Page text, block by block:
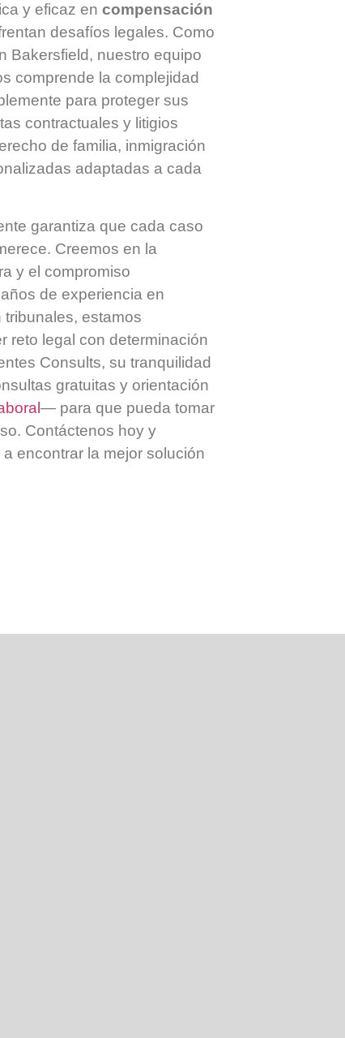
y eficaz en compensación
desafíos legales. Como
Bakersfield, nuestro equipo
comprende la complejidad
para proteger sus
contractuales y litigios
de familia, inmigración
adaptadas a cada
garantiza que cada caso
Creemos en la
y el compromiso
de experiencia en
estamos
reto legal con determinación
Consults, su tranquilidad
gratuitas y orientación
— para que pueda tomar
Contáctenos hoy y
encontrar la mejor solución